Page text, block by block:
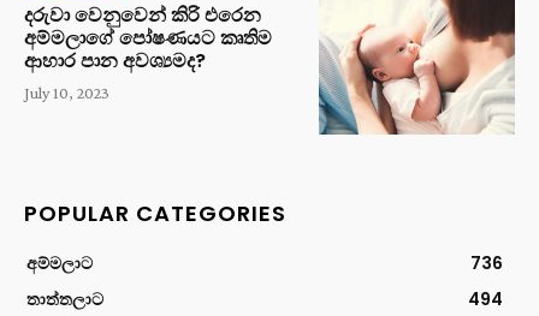
දරුවා වෙනුවෙන් කිරි එරෙන
අම්මලාගේ පෝෂණයට කෘතිම
ආහාර පාන අවශ්‍යමද?
July 10, 2023
POPULAR CATEGORIES
අම්මලාට
736
තාත්තලාට
494